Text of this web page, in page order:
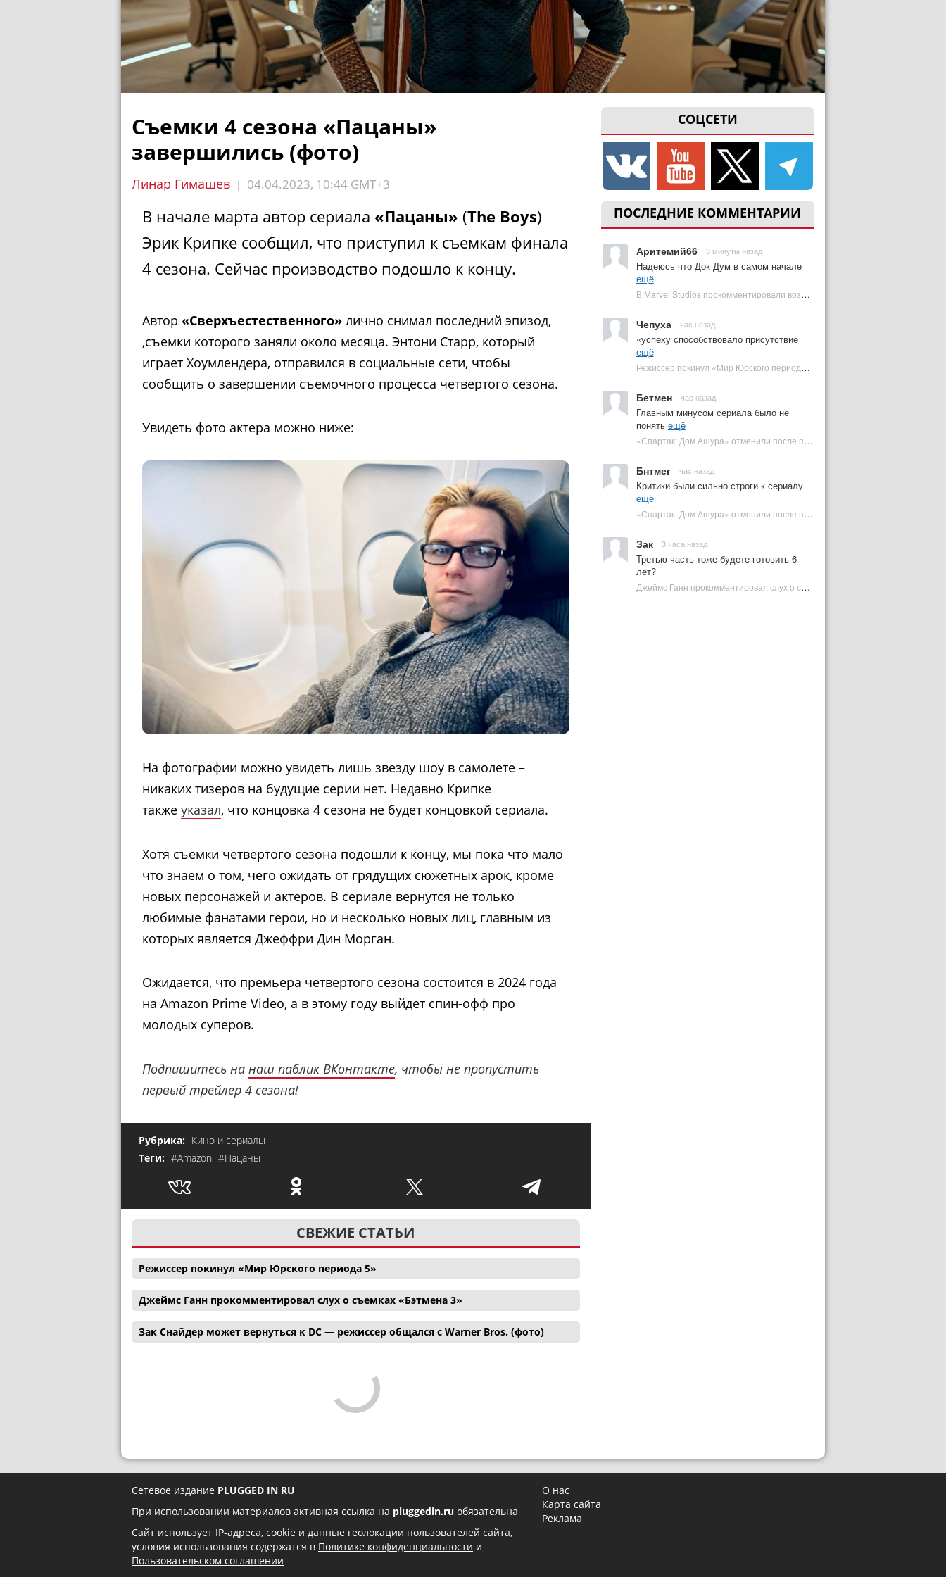
СОЦСЕТИ
ПОСЛЕДНИЕ КОММЕНТАРИИ
Аритемий66 3 минуты назад
Надеюсь что Док Дум в самом начале
ещё
В Marvel Studios прокомментировали возвращение Канга на экраны | Plugged In Ru
Чепуха час назад
«успеху способствовало присутствие
ещё
Режиссер покинул «Мир Юрского периода 5» | Plugged In Ru
Бетмен час назад
Главным минусом сериала было не
понять ещё
«Спартак: Дом Ашура» отменили после первого сезона | Plugged In Ru
Бнтмег час назад
Критики были сильно строги к сериалу
ещё
«Спартак: Дом Ашура» отменили после первого сезона | Plugged In Ru
Зак 3 часа назад
Третью часть тоже будете готовить 6
лет?
Джеймс Ганн прокомментировал слух о съемках «Бэтмена 3» | Plugged In Ru
Съемки 4 сезона «Пацаны»
завершились (фото)
Линар Гимашев | 04.04.2023, 10:44 GMT+3
В начале марта автор сериала «Пацаны» (The Boys)
Эрик Крипке сообщил, что приступил к съемкам финала
4 сезона. Сейчас производство подошло к концу.
Автор «Сверхъестественного» лично снимал последний эпизод,
,съемки которого заняли около месяца. Энтони Старр, который
играет Хоумлендера, отправился в социальные сети, чтобы
сообщить о завершении съемочного процесса четвертого сезона.
Увидеть фото актера можно ниже:
На фотографии можно увидеть лишь звезду шоу в самолете –
никаких тизеров на будущие серии нет. Недавно Крипке
также указал, что концовка 4 сезона не будет концовкой сериала.
Хотя съемки четвертого сезона подошли к концу, мы пока что мало
что знаем о том, чего ожидать от грядущих сюжетных арок, кроме
новых персонажей и актеров. В сериале вернутся не только
любимые фанатами герои, но и несколько новых лиц, главным из
которых является Джеффри Дин Морган.
Ожидается, что премьера четвертого сезона состоится в 2024 года
на Amazon Prime Video, а в этому году выйдет спин-офф про
молодых суперов.
Подпишитесь на наш паблик ВКонтакте, чтобы не пропустить
первый трейлер 4 сезона!
Рубрика: Кино и сериалы
Теги: #Amazon #Пацаны
СВЕЖИЕ СТАТЬИ
Режиссер покинул «Мир Юрского периода 5»
Джеймс Ганн прокомментировал слух о съемках «Бэтмена 3»
Зак Снайдер может вернуться к DC — режиссер общался с Warner Bros. (фото)
Сетевое издание PLUGGED IN RU
При использовании материалов активная ссылка на pluggedin.ru обязательна
Сайт использует IP-адреса, cookie и данные геолокации пользователей сайта,
условия использования содержатся в Политике конфиденциальности и
Пользовательском соглашении
О нас
Карта сайта
Реклама